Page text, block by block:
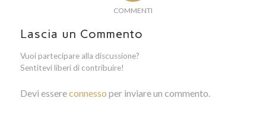
COMMENTI
Lascia un Commento
Vuoi partecipare alla discussione?
Sentitevi liberi di contribuire!
Devi essereconnesso per inviare un commento.